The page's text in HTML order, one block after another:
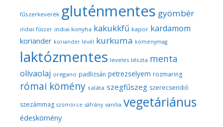
fűszerkeverék gluténmentes gyömbér
indiai fűszer indiai konyha kakukkfű kapor kardamom
koriander koriander levél kurkuma köménymag
laktózmentes leveles tészta menta
olívaolaj oregano padlizsán petrezselyem rozmaring
római kömény saláta szegfűszeg szerecsendió
szezámmag szömörce sáfrány vanília vegetáriánus
édeskömény